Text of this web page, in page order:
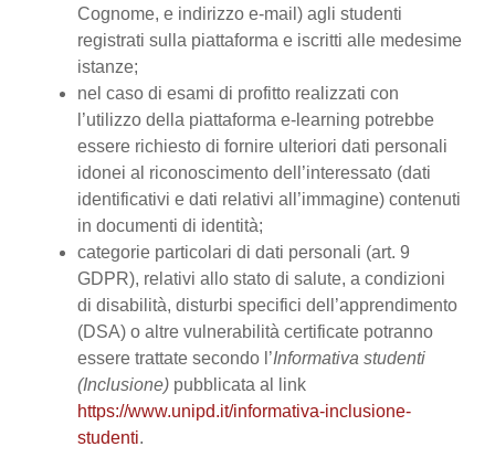
Cognome, e indirizzo e-mail) agli studenti
registrati sulla piattaforma e iscritti alle medesime
istanze;
nel caso di esami di profitto realizzati con
l’utilizzo della piattaforma e-learning potrebbe
essere richiesto di fornire ulteriori dati personali
idonei al riconoscimento dell’interessato (dati
identificativi e dati relativi all’immagine) contenuti
in documenti di identità;
categorie particolari di dati personali (art. 9
GDPR), relativi allo stato di salute, a condizioni
di disabilità, disturbi specifici dell’apprendimento
(DSA) o altre vulnerabilità certificate potranno
essere trattate secondo l’Informativa studenti
(Inclusione) pubblicata al link
https://www.unipd.it/informativa-inclusione-
studenti.